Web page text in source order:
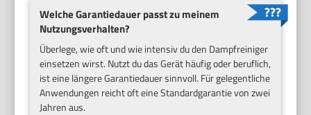
Welche Garantiedauer passt zu meinem
Nutzungsverhalten?
Überlege, wie oft und wie intensiv du den Dampfreiniger
einsetzen wirst. Nutzt du das Gerät häufig oder beruflich,
ist eine längere Garantiedauer sinnvoll. Für gelegentliche
Anwendungen reicht oft eine Standardgarantie von zwei
Jahren aus.